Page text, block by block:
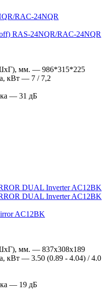
RAS-24NQR/RAC-24NQR
мм. — 986*315*225
кВт — 7 / 7,2
— 31 дБ
AC12BK
мм. — 837x308x189
кВт — 3.50 (0.89 - 4.04) / 4.0
— 19 дБ